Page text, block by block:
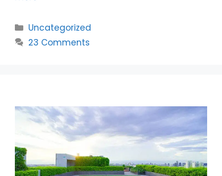
Categories
Uncategorized
23 Comments